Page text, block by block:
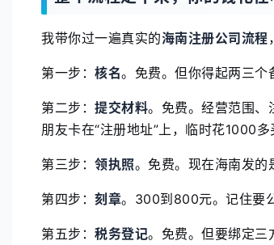
我带你过一遍真实的海南注册公司流程
第一步： 核名。免费。但你得起两三个
第二步： 提交材料。免费。经营范围、
朋友卡在“注册地址”上，临时花1000多
第三步： 领执照。免费。现在海南发的
第四步： 刻章。300到800元。记住要
第五步： 税务登记。免费。但要绑定三